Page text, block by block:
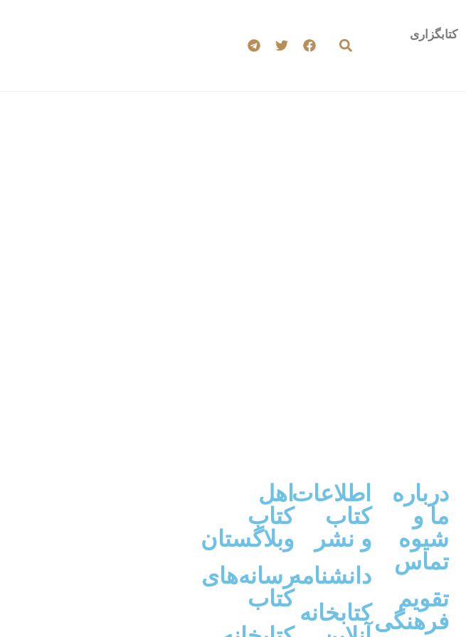
کتابگزاری
درباره
ما و
شیوه
تماس
تقویم
فرهنگی
اطلاعات
کتاب
و نشر
دانشنامه
کتابخانه
اهل
کتاب
وبلاگستان
رسانه‌های
کتاب